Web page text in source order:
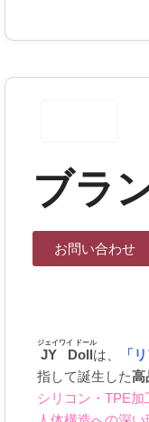
ブラ
お問い合わせ
JY Doll
ジェイワイ ドール
は、 「
指して誕生した高
シリコン・TPE